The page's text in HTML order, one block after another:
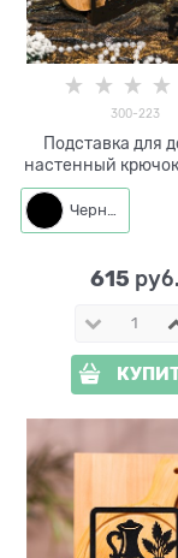
300-223
Подставка для
настенный крючок
2025 года
Черный
615 руб.